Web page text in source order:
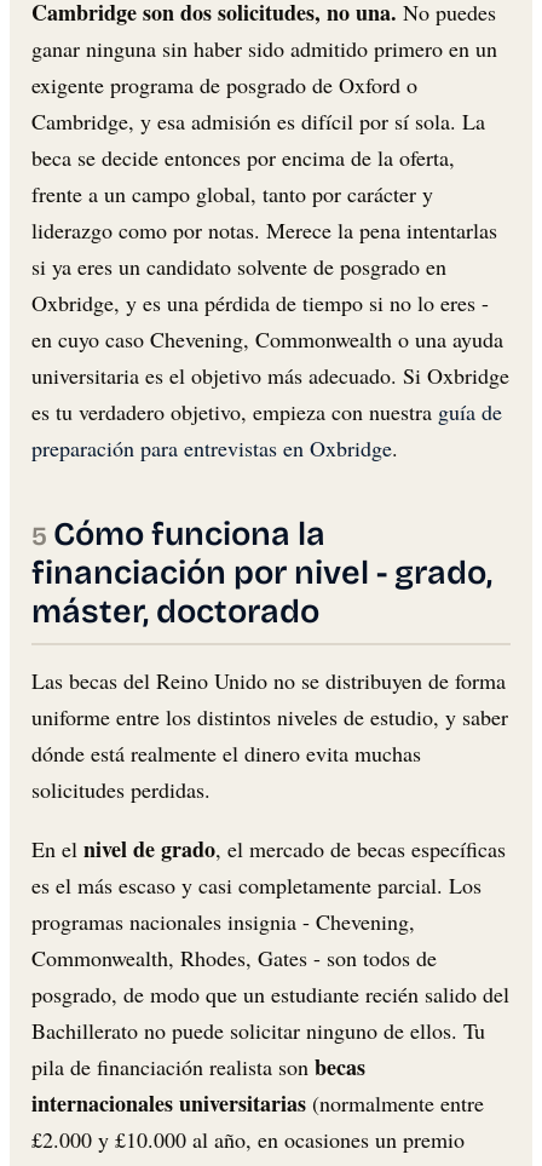
Cambridge son dos solicitudes, no una. No puedes
ganar ninguna sin haber sido admitido primero en un
exigente programa de posgrado de Oxford o
Cambridge, y esa admisión es difícil por sí sola. La
beca se decide entonces por encima de la oferta,
frente a un campo global, tanto por carácter y
liderazgo como por notas. Merece la pena intentarlas
si ya eres un candidato solvente de posgrado en
Oxbridge, y es una pérdida de tiempo si no lo eres -
en cuyo caso Chevening, Commonwealth o una ayuda
universitaria es el objetivo más adecuado. Si Oxbridge
es tu verdadero objetivo, empieza con nuestra guía de
preparación para entrevistas en Oxbridge.
Cómo funciona la
financiación por nivel - grado,
máster, doctorado
Las becas del Reino Unido no se distribuyen de forma
uniforme entre los distintos niveles de estudio, y saber
dónde está realmente el dinero evita muchas
solicitudes perdidas.
En el nivel de grado, el mercado de becas específicas
es el más escaso y casi completamente parcial. Los
programas nacionales insignia - Chevening,
Commonwealth, Rhodes, Gates - son todos de
posgrado, de modo que un estudiante recién salido del
Bachillerato no puede solicitar ninguno de ellos. Tu
pila de financiación realista son becas
internacionales universitarias (normalmente entre
£2.000 y £10.000 al año, en ocasiones un premio